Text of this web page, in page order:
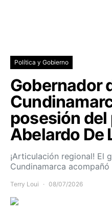
Política y Gobierno
Gobernador
posesión
Abelardo De
¡Articulación regional! El
Cundinamarca
Terry Loui 08/07/2026